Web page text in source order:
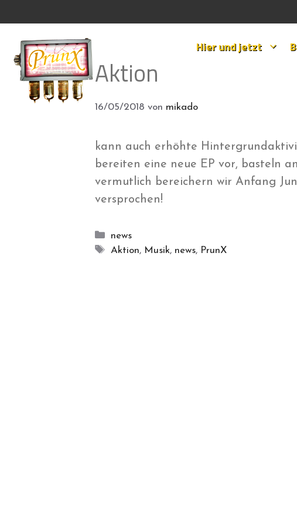
Inhalt
springen
Hier und jetzt
Aktion
16/05/2018 von mikado
kann auch erhöhte
bereiten eine neue EP vor, basteln
vermutlich bereichern wir Anfang
versprochen!
Kategorien
news
Schlagwörter
Aktion, Musik, news, PrunX